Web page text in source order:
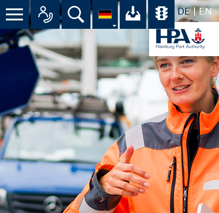
DE EN
Suche Ihr Download-